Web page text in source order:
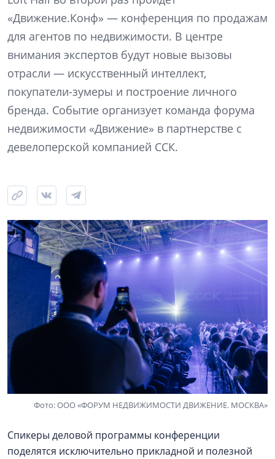
«Движение.Конф» — конференция по продажам
для агентов по недвижимости. В центре
внимания экспертов будут новые вызовы
отрасли — искусственный интеллект,
покупатели-зумеры и построение личного
бренда. Событие организует команда форума
недвижимости «Движение» в партнерстве с
девелоперской компанией ССК.
Фото: ООО «ФОРУМ НЕДВИЖИМОСТИ ДВИЖЕНИЕ. МОСКВА»
Спикеры деловой программы конференции
поделятся исключительно прикладной и полезной